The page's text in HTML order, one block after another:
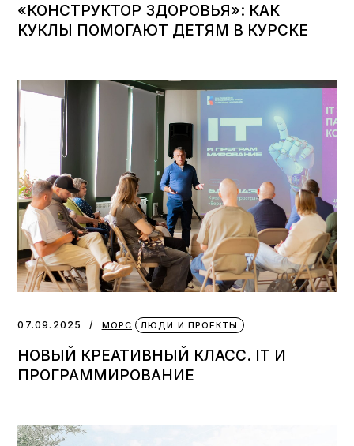
«КОНСТРУКТОР ЗДОРОВЬЯ»: КАК
КУКЛЫ ПОМОГАЮТ ДЕТЯМ В КУРСКЕ
07.09.2025 МОРС ЛЮДИ И ПРОЕКТЫ
НОВЫЙ КРЕАТИВНЫЙ КЛАСС. IT И
ПРОГРАММИРОВАНИЕ